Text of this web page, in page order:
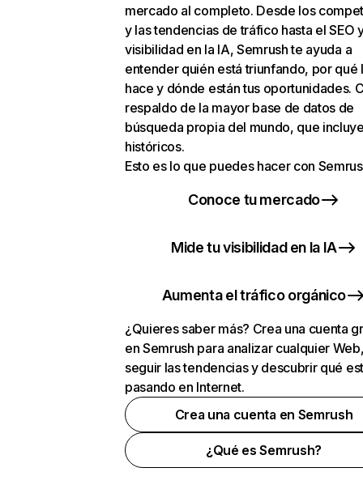
mercado al completo. Desde los
y las tendencias de tráfico hasta el SEO
visibilidad en la IA, Semrush te ayuda a
entender quién está triunfando, por qué
hace y dónde están tus oportunidades.
respaldo de la mayor base de datos de
búsqueda propia del mundo, que
históricos.
Esto es lo que puedes hacer con
Conoce tu mercado
Mide tu visibilidad en la IA
Aumenta el tráfico orgánico
¿Quieres saber más? Crea una cuenta
en Semrush para analizar cualquier
seguir las tendencias y descubrir qué
pasando en Internet.
Crea una cuenta en Semrush
¿Qué es Semrush?